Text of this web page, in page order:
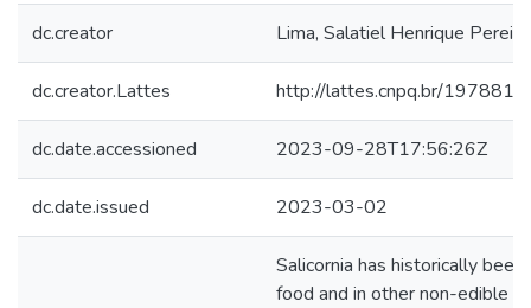
dc.creator Lima, Salatiel Henrique
dc.creator.Lattes http://lattes.cnpq.br/
dc.date.accessioned 2023-09-28T17:56:26Z
dc.date.issued 2023-03-02
Salicornia has historically
food and in other non-edible